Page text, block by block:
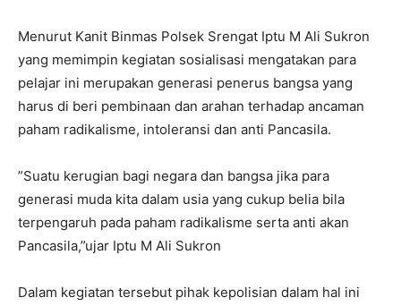
Menurut Kanit Binmas Polsek Srengat Iptu M Ali Sukron
yang memimpin kegiatan sosialisasi mengatakan para
pelajar ini merupakan generasi penerus bangsa yang
harus di beri pembinaan dan arahan terhadap ancaman
paham radikalisme, intoleransi dan anti Pancasila.
”Suatu kerugian bagi negara dan bangsa jika para
generasi muda kita dalam usia yang cukup belia bila
terpengaruh pada paham radikalisme serta anti akan
Pancasila,”ujar Iptu M Ali Sukron
Dalam kegiatan tersebut pihak kepolisian dalam hal ini